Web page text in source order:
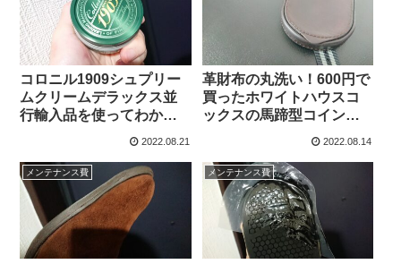
コロニル1909シュプリー
ムクリームデラックス並
行輸入品を使ってわかっ
2022.08.21
革財布の丸洗い！600円で
買ったホワイトハウスコ
ックスの馬蹄型コインケ
2022.08.14
メンテナンス費 メンテナンス費